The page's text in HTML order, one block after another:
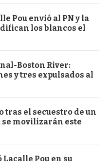
Pou envió al PN y la
los blancos el
Boston River:
y tres expulsados al
tras el secuestro de un
movilizarán este
Lacalle Pou en su